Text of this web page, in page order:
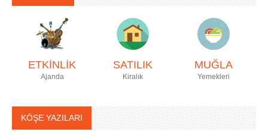
ETKİNLİK
Ajanda
SATILIK
Kiralık
MUĞLA
Yemekleri
KÖŞE YAZILARI